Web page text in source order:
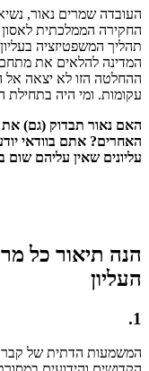
העובדה שמרים נאור,
החקירה הממלכתית לאסון
המדינה להלאים את
ההחלטה הזו לא יצאה אל
עקומות. ומי היה בתחילת
האם נאור תבדוק (גם) את
האחרים? אתם בוודאי
עליונים שאין עליהם
הנה תיאור כל
העליון
1.
המשמעות הדתית של קבר